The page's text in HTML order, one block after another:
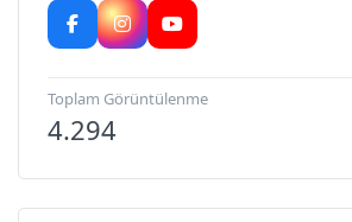
Toplam Görüntülenme
4.294